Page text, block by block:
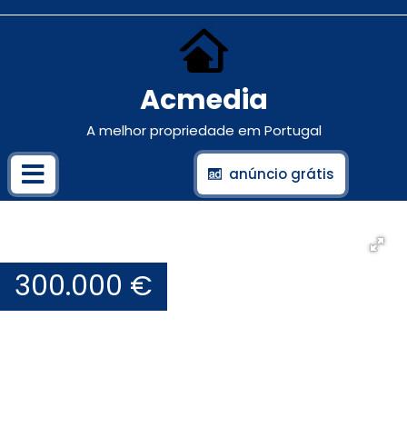
Acmedia
A melhor propriedade em Portugal
anúncio grátis
300.000 €